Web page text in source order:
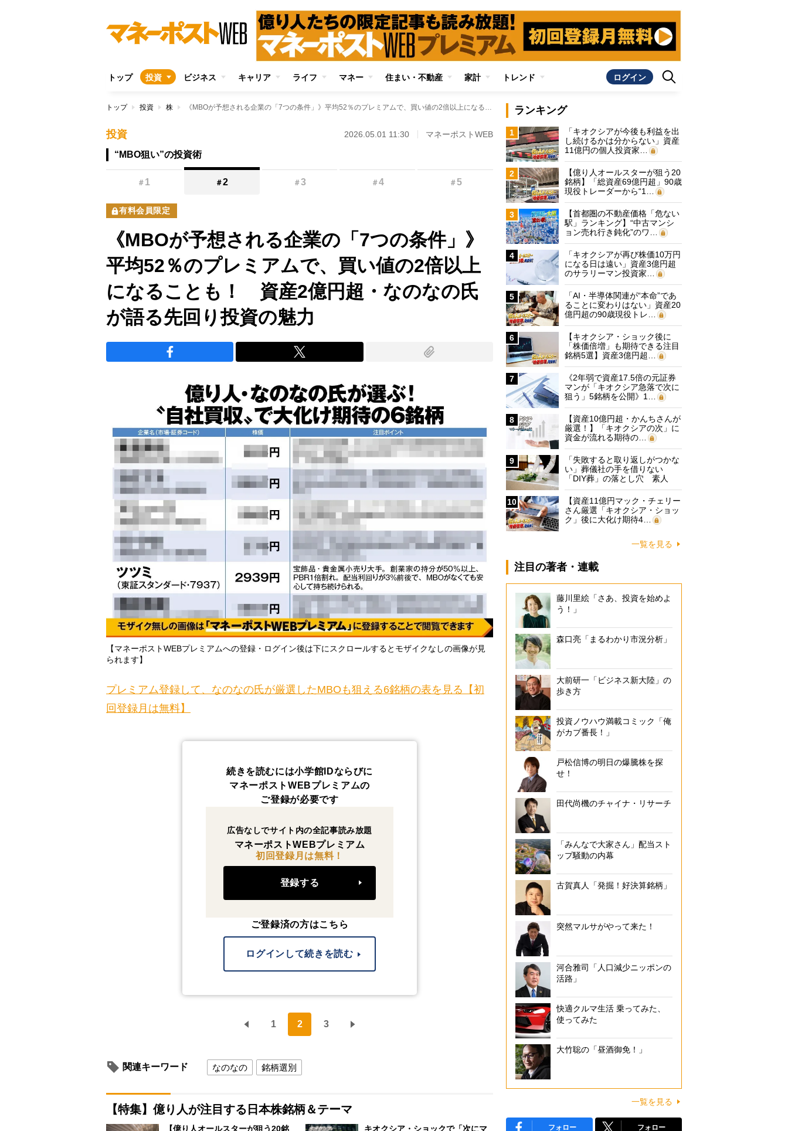
トップ 投資 ビジネス キャリア ライフ マネー 住まい・不動産 家計 トレンド ログイン
トップ 投資 株 《MBOが予想される企業の「7つの条件」》平均52％のプレミアムで、買い値の2倍以上になることも！ 資産2億円超・なのなの氏が語る先回り投資の魅力
投資 2026.05.01 11:30 マネーポストWEB
“MBO狙い”の投資術
＃ 1 ＃2 ＃3 ＃4 ＃5
有料会員限定
《MBOが予想される企業の「7つの条件」》
平均52％のプレミアムで、買い値の2倍以上
になることも！ 資産2億円超・なのなの氏
が語る先回り投資の魅力
【マネーポストWEBプレミアムへの登録・ログイン後は下にスクロールするとモザイクなしの画像が見
られます】
プレミアム登録して、なのなの氏が厳選したMBOも狙える6銘柄の表を見る【初
回登録月は無料】
続きを読むには小学館IDならびに
マネーポストWEBプレミアムの
ご登録が必要です
広告なしでサイト内の全記事読み放題
マネーポストWEBプレミアム
初回登録月は無料！
登録する
ご登録済の方はこちら
ログインして続きを読む
1 2 3
関連キーワード なのなの 銘柄選別
【特集】億り人が注目する日本株銘柄＆テーマ
【億り人オールスターが狙う20銘
キオクシア・ショックで「次にマ
ランキング
1
「キオクシアが今後も利益を出
し続けるかは分からない」資産
11億円の個人投資家…
2
【億り人オールスターが狙う20
銘柄】「総資産69億円超」90歳
現役トレーダーから“1…
3
【首都圏の不動産価格「危ない
駅」ランキング】“中古マンシ
ョン売れ行き鈍化”のワ…
4
「キオクシアが再び株価10万円
になる日は遠い」資産3億円超
のサラリーマン投資家…
5
「AI・半導体関連が“本命”であ
ることに変わりはない」資産20
億円超の90歳現役トレ…
6
【キオクシア・ショック後に
「株価倍増」も期待できる注目
銘柄5選】資産3億円超…
7
《2年弱で資産17.5倍の元証券
マンが「キオクシア急落で次に
狙う」5銘柄を公開》1…
8
【資産10億円超・かんちさんが
厳選！】「キオクシアの次」に
資金が流れる期待の…
9
「失敗すると取り返しがつかな
い」葬儀社の手を借りない
「DIY葬」の落とし穴 素人
に…
10
【資産11億円マック・チェリー
さん厳選「キオクシア・ショッ
ク」後に大化け期待4…
一覧を見る
注目の著者・連載
藤川里絵「さあ、投資を始めよ
う！」
森口亮「まるわかり市況分析」
大前研一「ビジネス新大陸」の
歩き方
投資ノウハウ満載コミック「俺
がカブ番長！」
戸松信博の明日の爆騰株を探
せ！
田代尚機のチャイナ・リサーチ
「みんなで大家さん」配当スト
ップ騒動の内幕
古賀真人「発掘！好決算銘柄」
突然マルサがやって来た！
河合雅司「人口減少ニッポンの
活路」
快適クルマ生活 乗ってみた、
使ってみた
大竹聡の「昼酒御免！」
一覧を見る
フォロー フォロー